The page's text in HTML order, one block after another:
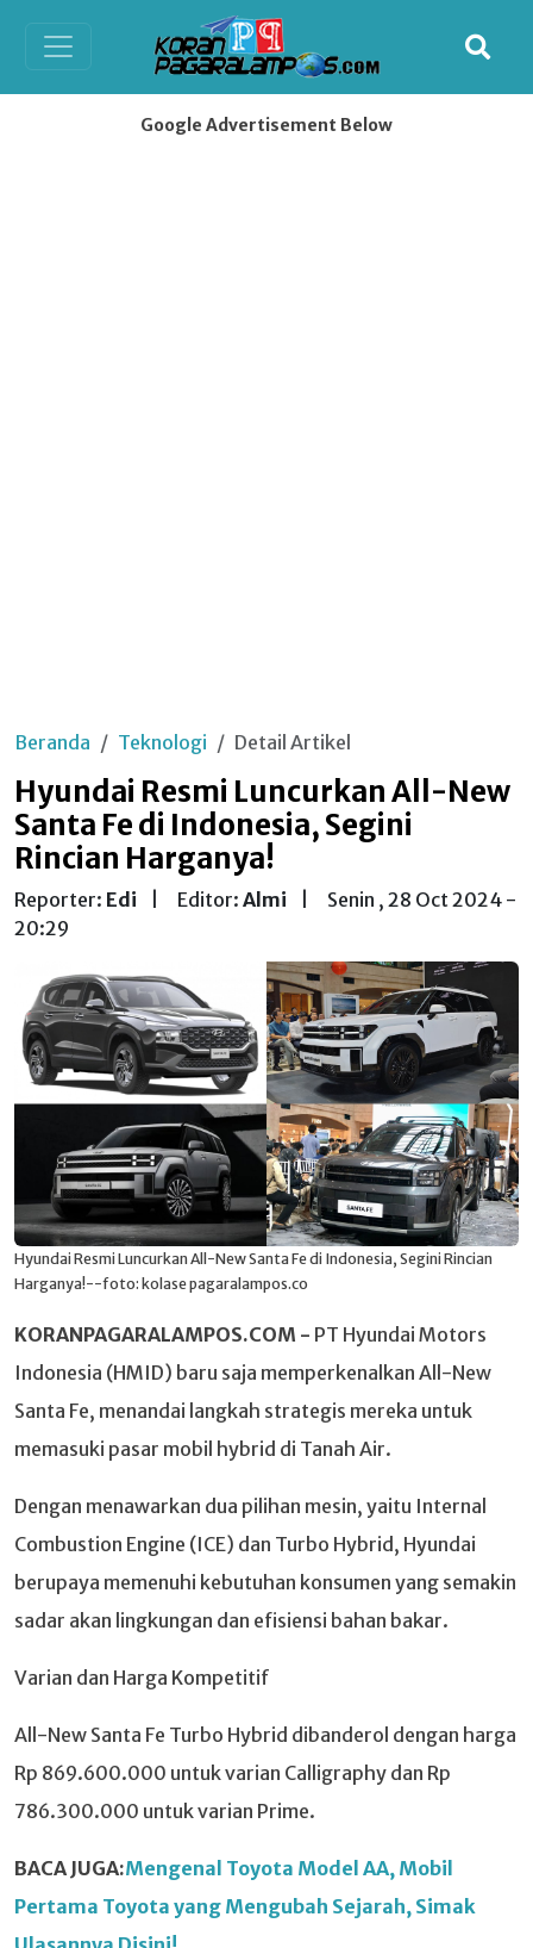
Google Advertisement Below
Beranda Teknologi Detail Artikel
Hyundai Resmi Luncurkan All-New
Santa Fe di Indonesia, Segini
Rincian Harganya!
Reporter: Edi Editor: Almi
Senin , 28 Oct 2024 -
20:29
Hyundai Resmi Luncurkan All-New Santa Fe di Indonesia, Segini Rincian
Harganya!--foto: kolase pagaralampos.co
KORANPAGARALAMPOS.COM - PT Hyundai Motors
Indonesia (HMID) baru saja memperkenalkan All-New
Santa Fe, menandai langkah strategis mereka untuk
memasuki pasar mobil hybrid di Tanah Air.
Dengan menawarkan dua pilihan mesin, yaitu Internal
Combustion Engine (ICE) dan Turbo Hybrid, Hyundai
berupaya memenuhi kebutuhan konsumen yang semakin
sadar akan lingkungan dan efisiensi bahan bakar.
Varian dan Harga Kompetitif
All-New Santa Fe Turbo Hybrid dibanderol dengan harga
Rp 869.600.000 untuk varian Calligraphy dan Rp
786.300.000 untuk varian Prime.
BACA JUGA:Mengenal Toyota Model AA, Mobil
Pertama Toyota yang Mengubah Sejarah, Simak